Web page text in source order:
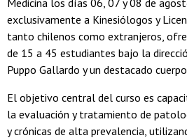
Medicina los días 06, 07 y 08 de
exclusivamente a Kinesiólogos y
tanto chilenos como extranjeros,
de 15 a 45 estudiantes bajo la
Puppo Gallardo y un destacado
El objetivo central del curso es
la evaluación y tratamiento de
y crónicas de alta prevalencia,